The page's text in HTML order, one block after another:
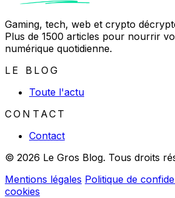
Gaming, tech, web et crypto
Plus de 1500 articles pour nourrir
numérique quotidienne.
LE BLOG
Toute l'actu
CONTACT
Contact
© 2026 Le Gros Blog. Tous droits
Mentions légales Politique de
cookies